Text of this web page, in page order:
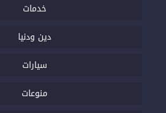
خدمات
دين ودنيا
سيارات
منوعات